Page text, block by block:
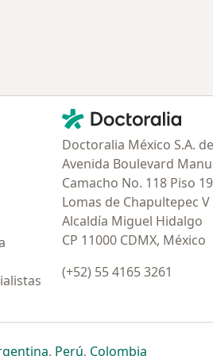
Contacto
Doctoralia - Página de inicio
Doctoralia México S.A. de
Avenida Boulevard
Camacho No. 118 Piso
Lomas de Chapultepec V
Alcaldía Miguel Hidalgo
CP 11000 CDMX, México
(+52) 55 4165 3261
pestaña
una nueva pestaña
en una nueva pestaña
se abre en una nueva
, Perúse abre en una nueva
, Colombiase abre en